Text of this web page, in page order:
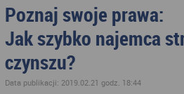
Poznaj swoje prawa:
Jak szybko najemca
czynszu?
Data publikacji: 2019.02.21 godz. 18:44